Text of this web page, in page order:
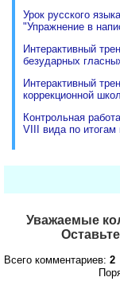
Урок русского
"Упражнение в
Интерактивный
безударных
Интерактивный
коррекционной
Контрольная
VIII вида по итогам
Уважаемые
Всего комментариев: 2